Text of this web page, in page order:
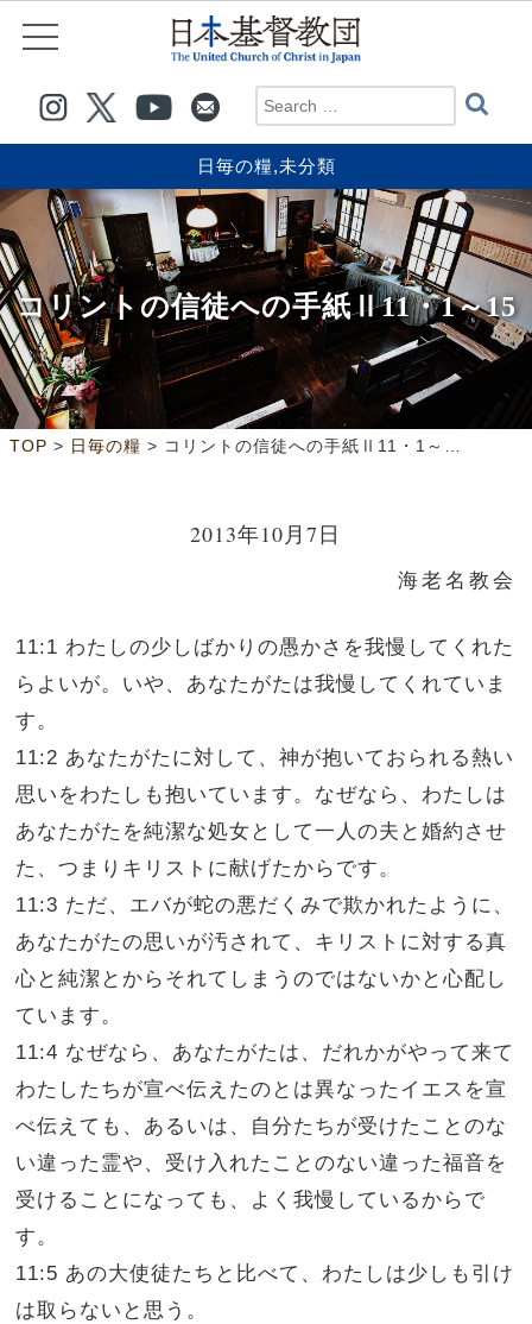
日毎の糧,未分類
コリントの信徒への手紙Ⅱ11・1～15
TOP > 日毎の糧 > コリントの信徒への手紙Ⅱ11・1～15
2013年10月7日
海老名教会
11:1 わたしの少しばかりの愚かさを我慢してくれた
らよいが。いや、あなたがたは我慢してくれていま
す。
11:2 あなたがたに対して、神が抱いておられる熱い
思いをわたしも抱いています。なぜなら、わたしは
あなたがたを純潔な処女として一人の夫と婚約させ
た、つまりキリストに献げたからです。
11:3 ただ、エバが蛇の悪だくみで欺かれたように、
あなたがたの思いが汚されて、キリストに対する真
心と純潔とからそれてしまうのではないかと心配し
ています。
11:4 なぜなら、あなたがたは、だれかがやって来て
わたしたちが宣べ伝えたのとは異なったイエスを宣
べ伝えても、あるいは、自分たちが受けたことのな
い違った霊や、受け入れたことのない違った福音を
受けることになっても、よく我慢しているからで
す。
11:5 あの大使徒たちと比べて、わたしは少しも引け
は取らないと思う。